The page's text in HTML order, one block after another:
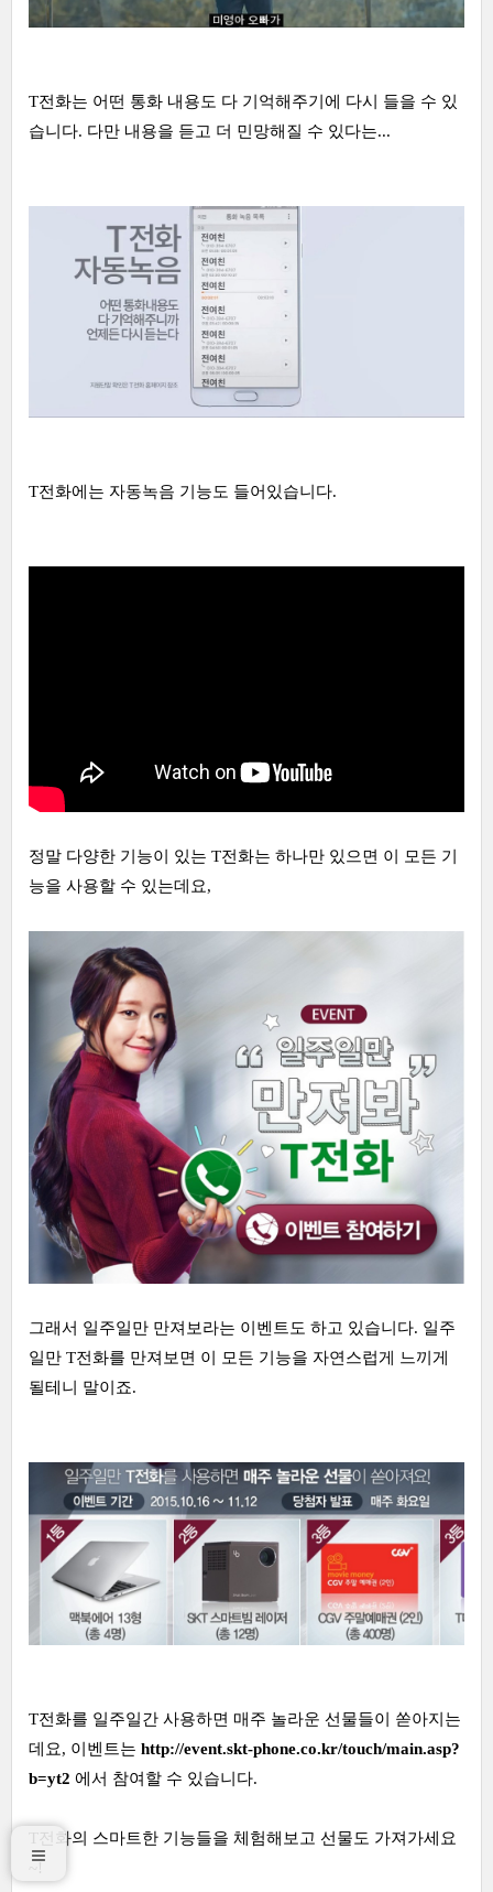
T전화는 어떤 통화 내용도 다 기억해주기에 다시 들을 수 있
습니다. 다만 내용을 듣고 더 민망해질 수 있다는...
T전화에는 자동녹음 기능도 들어있습니다.
정말 다양한 기능이 있는 T전화는 하나만 있으면 이 모든 기
능을 사용할 수 있는데요,
그래서 일주일만 만져보라는 이벤트도 하고 있습니다. 일주
일만 T전화를 만져보면 이 모든 기능을 자연스럽게 느끼게
될테니 말이죠.
T전화를 일주일간 사용하면 매주 놀라운 선물들이 쏟아지는
데요, 이벤트는 http://event.skt-phone.co.kr/touch/main.asp?
b=yt2 에서 참여할 수 있습니다.
T전화의 스마트한 기능들을 체험해보고 선물도 가져가세요
~!